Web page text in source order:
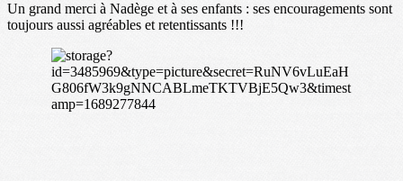
Un grand merci à Nadège et à ses enfants : ses encouragements sont
toujours aussi agréables et retentissants !!!